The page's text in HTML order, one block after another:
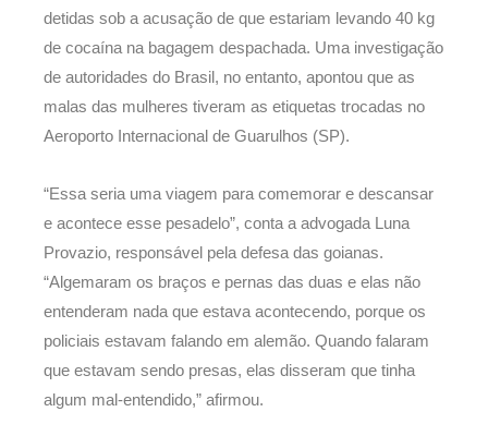
detidas sob a acusação de que estariam levando 40 kg
de cocaína na bagagem despachada. Uma investigação
de autoridades do Brasil, no entanto, apontou que as
malas das mulheres tiveram as etiquetas trocadas no
Aeroporto Internacional de Guarulhos (SP).
“Essa seria uma viagem para comemorar e descansar
e acontece esse pesadelo”, conta a advogada Luna
Provazio, responsável pela defesa das goianas.
“Algemaram os braços e pernas das duas e elas não
entenderam nada que estava acontecendo, porque os
policiais estavam falando em alemão. Quando falaram
que estavam sendo presas, elas disseram que tinha
algum mal-entendido,” afirmou.